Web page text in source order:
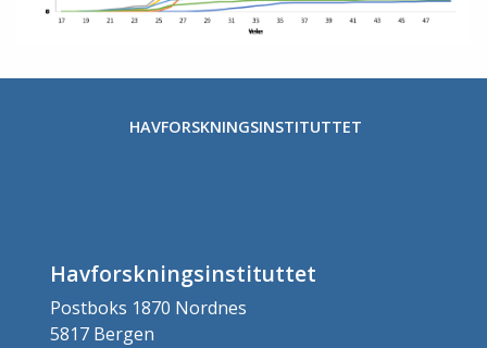
HAVFORSKNINGSINSTITUTTET
Havforskningsinstituttet
Postboks 1870 Nordnes
5817 Bergen